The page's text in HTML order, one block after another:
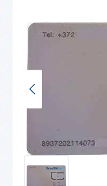
Bildergalerie überspringen